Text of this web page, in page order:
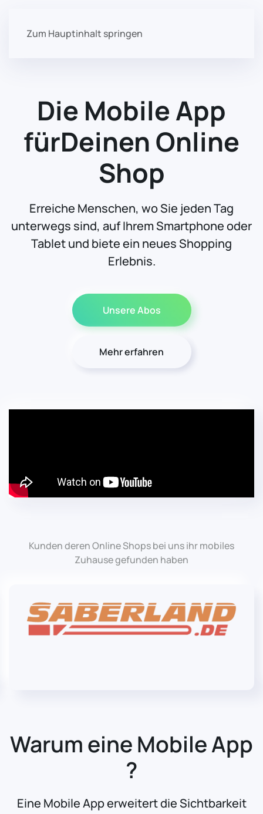
Zum Hauptinhalt springen
Die Mobile App
fürDeinen Online
Shop
Erreiche Menschen, wo Sie jeden Tag
unterwegs sind, auf Ihrem Smartphone oder
Tablet und biete ein neues Shopping
Erlebnis.
Unsere Abos
Mehr erfahren
Kunden deren Online Shops bei uns ihr mobiles
Zuhause gefunden haben
Warum eine Mobile App
?
Eine Mobile App erweitert die Sichtbarkeit